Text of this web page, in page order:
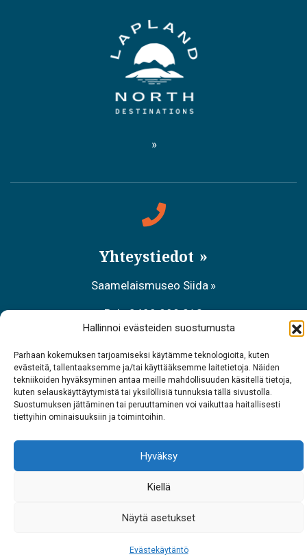
Hallinnoi evästeiden suostumusta
Parhaan kokemuksen tarjoamiseksi käytämme teknologioita, kuten
evästeitä, tallentaaksemme ja/tai käyttääksemme laitetietoja. Näiden
tekniikoiden hyväksyminen antaa meille mahdollisuuden käsitellä tietoja,
kuten selauskäyttäytymistä tai yksilöllisiä tunnuksia tällä sivustolla.
Suostumuksen jättäminen tai peruuttaminen voi vaikuttaa haitallisesti
tiettyihin ominaisuuksiin ja toimintoihin.
Hyväksy
Kiellä
Näytä asetukset
Evästekäytäntö
Yhteystiedot
Saamelaismuseo Siida
Puh. 0400 898 212
Puh. 0206 39 7740
Ravintola Sarrit
Puh. 040 700 6485